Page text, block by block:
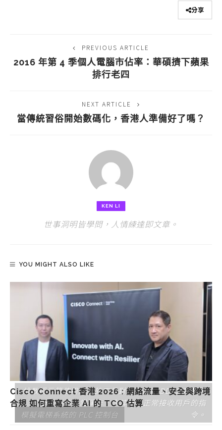
模擬電梯系統的 PLC 控制台
姚教授示範使用簡單的工具對系統進行 DDoS 攻擊，
干擾電梯的正常運作，令其無法正常接收用戶的指
令。
分享
PREVIOUS ARTICLE
2016 年第 4 季個人電腦市佔率：華碩擠下蘋果
排行老四
NEXT ARTICLE
當傳統習俗開始數碼化，香港人準備好了嗎？
KEN LI
世事洞明皆學問，人情練達即文章。
YOU MIGHT ALSO LIKE
Cisco Connect 香港 2026 : 網絡流量、安全與跨境
合規 如何重寫企業 AI 的 TCO 估算